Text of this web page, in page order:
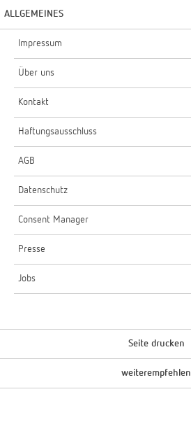
ALLGEMEINES
Impressum
Über uns
Kontakt
Haftungsausschluss
AGB
Datenschutz
Consent Manager
Presse
Jobs
Seite drucken
weiterempfehlen